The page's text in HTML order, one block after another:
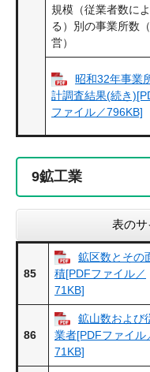
規模（従業者数によ
る）別の事業所数
営）
昭和32年事業
計調査結果(続き
ファイル／796KB]
9鉱工業
表のサ
85
鉱区数とその
積[PDFファイル／
71KB]
86
鉱山数および
業者[PDFファイル
71KB]